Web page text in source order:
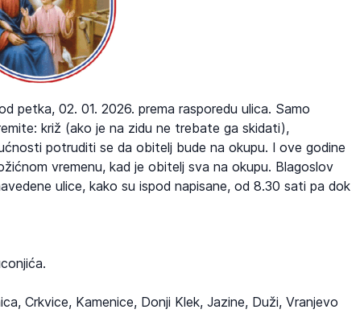
petka, 02. 01. 2026. prema rasporedu ulica. Samo
križ (ako je na zidu ne trebate ga skidati),
potruditi se da obitelj bude na okupu. I ove godine
vremenu, kad je obitelj sva na okupu. Blagoslov
ulice, kako su ispod napisane, od 8.30 sati pa dok
Crkvice, Kamenice, Donji Klek, Jazine, Duži, Vranjevo